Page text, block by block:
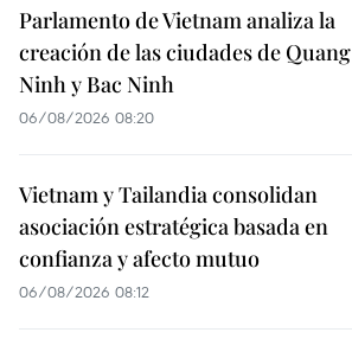
Parlamento de Vietnam analiza la
creación de las ciudades de Quang
Ninh y Bac Ninh
06/08/2026 08:20
Vietnam y Tailandia consolidan
asociación estratégica basada en
confianza y afecto mutuo
06/08/2026 08:12